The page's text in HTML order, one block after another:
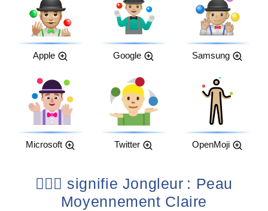
Apple Google Samsung
Microsoft Twitter OpenMoji
🤹🏼‍♂️ signifie Jongleur : Peau
Moyennement Claire